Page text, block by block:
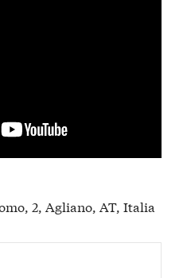
2, Agliano, AT, Italia